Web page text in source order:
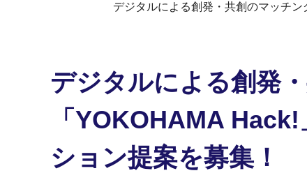
デジタルによる創発・共創のマッチ
デジタルによる創発
「YOKOHAMA
ション提案を募集！